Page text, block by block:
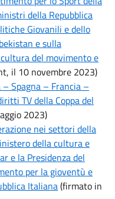
della Repubblica
Giovanili e dello
e sulla
del movimento e
il 10 novembre 2023)
Spagna – Francia –
TV della Coppa del
2023)
nei settori della
della cultura e
e la Presidenza del
per la gioventù e
Italiana(firmato in